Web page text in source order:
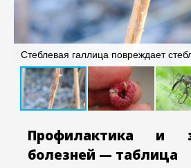
Стеблевая галлица повреждает
Профилактика и
болезней — таблица